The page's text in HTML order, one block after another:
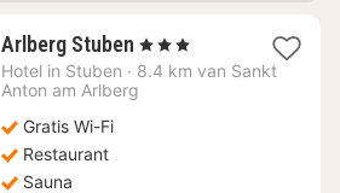
Arlberg Stuben 1
nacht
vanaf
, 3 Sterren
Hotel in Stuben · 8.4 km van Sankt
Anton am Arlberg
Gratis Wi-Fi
Restaurant
Sauna